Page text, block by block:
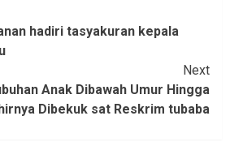
hadiri tasyakuran kepala
Next
Anak Dibawah Umur Hingga
Dibekuk sat Reskrim tubaba